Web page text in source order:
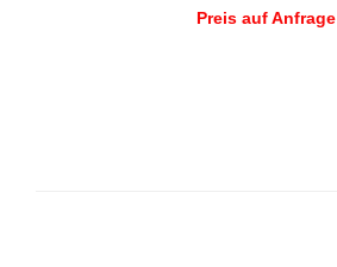
Preis auf Anfrage